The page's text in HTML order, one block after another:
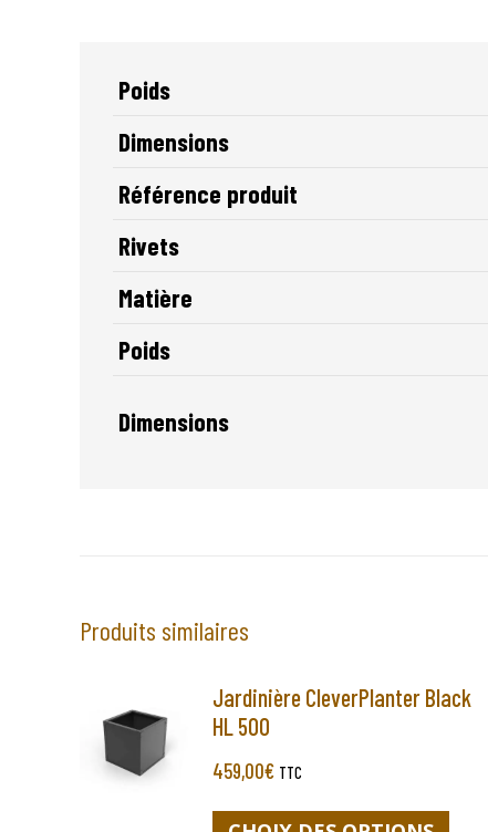
Poids
Dimensions
Référence produit
Rivets
Matière
Poids
Dimensions
Produits similaires
Jardinière CleverPlanter Black
HL 500
459,00€ TTC